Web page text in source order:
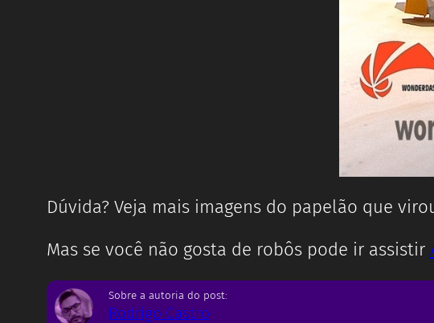
Dúvida? Veja mais imagens do papelão que
Mas se você não gosta de robôs pode ir assistir
Sobre a autoria do post:
Rodrigo Castro